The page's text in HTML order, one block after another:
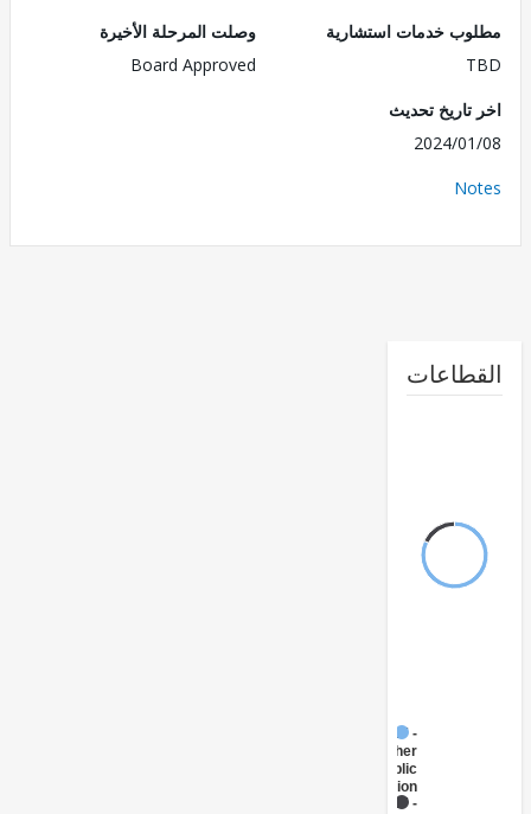
خدمات استشارية
وصلت المرحلة الأخيرة
Board Approved
تحديث
2024/
Administration